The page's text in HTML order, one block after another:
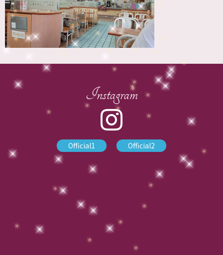
Instagram
Official1 Official2